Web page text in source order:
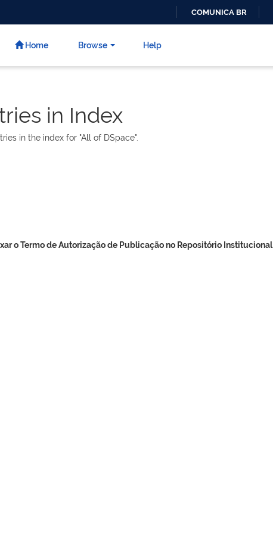
COMUNICA BR
Home Browse Help
in Index
in the index for "All of DSpace".
o Termo de Autorização de Publicação no Repositório Institucional